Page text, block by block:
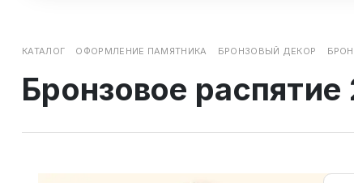
КАТАЛОГ ОФОРМЛЕНИЕ ПАМЯТНИКА БРОНЗОВЫЙ ДЕКОР
Бронзовое распятие